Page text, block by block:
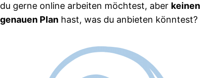
du gerne online arbeiten möchtest, aber keinen
genauen Plan hast, was du anbieten könntest?